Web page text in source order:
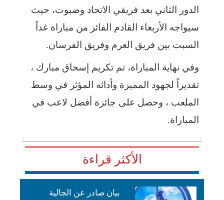
الدور الثاني بعد فريقي الاتحاد وضبوت، حيث
سيواجه الأربعاء القادم الفائز من مباراة غداً
السبت بين فريق العرم وفريق الفرسان.
وفي نهاية المباراة، تم تكريم إسحاق مبارك ،
تقديراً لجهود المميزة وأدائه المؤثر في وسط
الملعب ، وحصل على جائزة أفضل لاعب في
المباراة.
الأكثر قراءة
بيان صادر عن الجالية